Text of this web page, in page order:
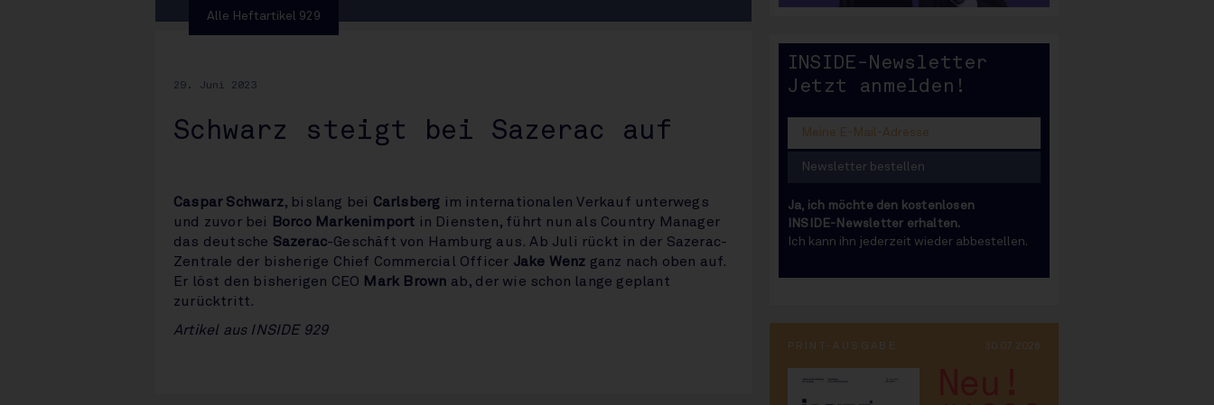
Alle Heftartikel 929
29. Juni 2023
Schwarz steigt bei Sazerac auf
Caspar Schwarz, bislang bei Carlsberg im internationalen Verkauf unterwegs
und zuvor bei
Borco Markenimport in Diensten, führt nun als Country Manager
das deutsche Sazerac-Geschäft von Hamburg aus. Ab Juli rückt in der Sazerac-
Zentrale der bisherige Chief Commercial Officer Jake Wenz ganz nach oben auf.
Er löst den bisherigen CEO Mark Brown ab, der wie schon lange geplant
zurücktritt.
Artikel aus INSIDE 929
INSIDE
INSIDE-Newsletter
Jetzt anmelden!
Ja, ich möchte den kostenlosen
INSIDE-Newsletter erhalten.
Ich kann ihn jederzeit wieder abbestellen.
PRINT-AUSGABE 30.07.2026